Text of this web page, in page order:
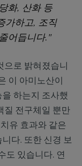
화, 산화 등
가하고, 조직
어듭니다."
으로 밝혀졌습니
이 아미노산이
하는지 조사했
질 전구체일 뿐만
유 효과와 같은
다. 또한 신경 보
도 있습니다. 연